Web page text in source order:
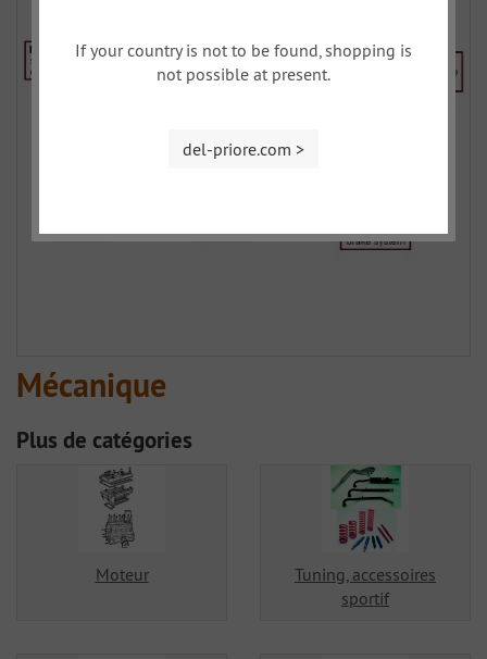
Mécanique
Plus de catégories
Moteur
Tuning, accessoires
sportif
If your country is not to be found, shopping is
not possible at present.
del-priore.com >